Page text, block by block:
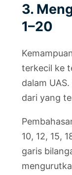
3.
1–20
terkecil ke
dalam
dari yang
10, 12, 15,
garis